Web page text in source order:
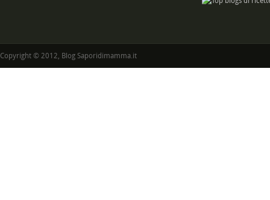
Copyright © 2012, Blog Saporidimamma.it